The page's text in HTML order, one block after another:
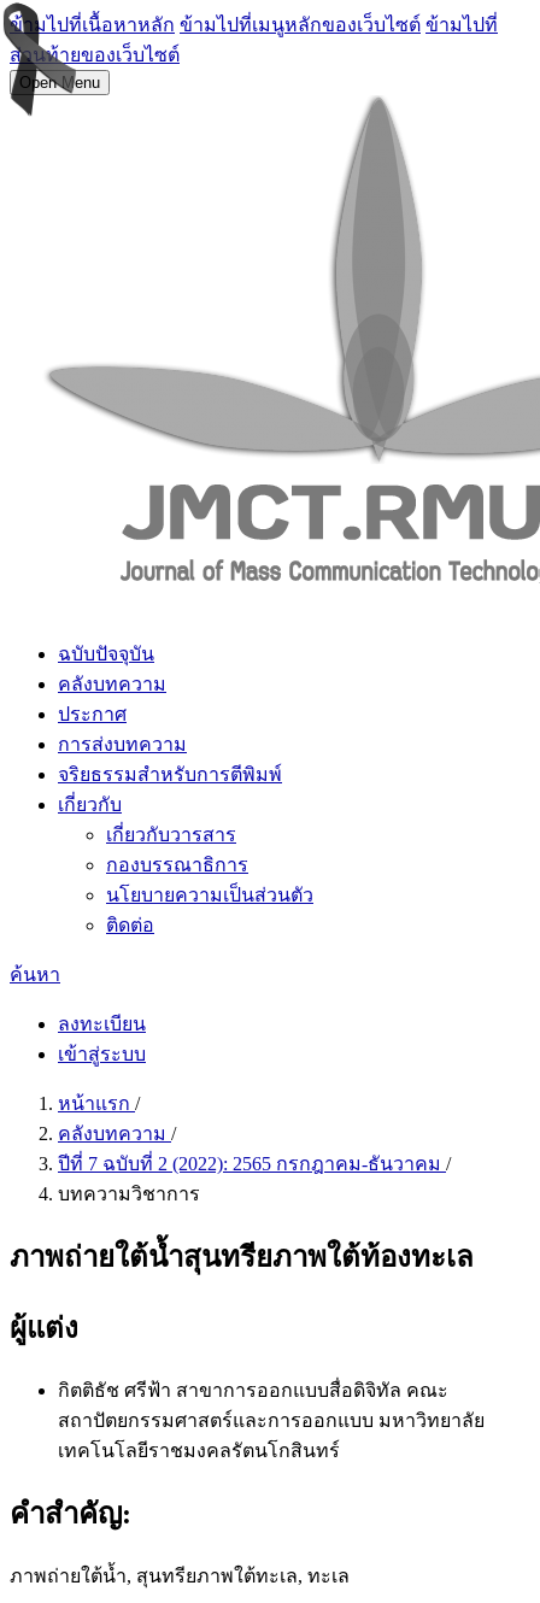
ข้ามไปที่เนื้อหาหลัก ข้ามไปที่เมนูหลักของเว็บไซต์ ข้ามไปที่
ส่วนท้ายของเว็บไซต์
Open Menu
ฉบับปัจจุบัน
คลังบทความ
ประกาศ
การส่งบทความ
จริยธรรมสำหรับการตีพิมพ์
เกี่ยวกับ
เกี่ยวกับวารสาร
กองบรรณาธิการ
นโยบายความเป็นส่วนตัว
ติดต่อ
ค้นหา
ลงทะเบียน
เข้าสู่ระบบ
หน้าแรก /
คลังบทความ /
ปีที่ 7 ฉบับที่ 2 (2022): 2565 กรกฎาคม-ธันวาคม /
บทความวิชาการ
ภาพถ่ายใต้น้ำสุนทรียภาพใต้ท้องทะเล
ผู้แต่ง
กิตติธัช ศรีฟ้า สาขาการออกแบบสื่อดิจิทัล คณะ
สถาปัตยกรรมศาสตร์และการออกแบบ มหาวิทยาลัย
เทคโนโลยีราชมงคลรัตนโกสินทร์
คำสำคัญ:
ภาพถ่ายใต้น้ำ, สุนทรียภาพใต้ทะเล, ทะเล